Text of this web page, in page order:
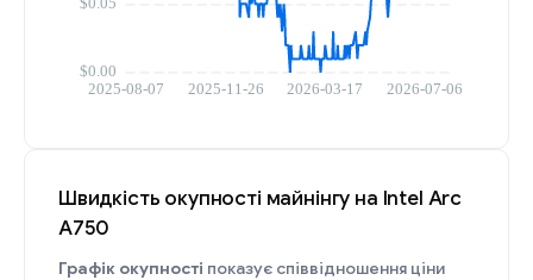
Швидкість окупності майнінгу на Intel Arc
A750
Графік окупності показує співвідношення ціни